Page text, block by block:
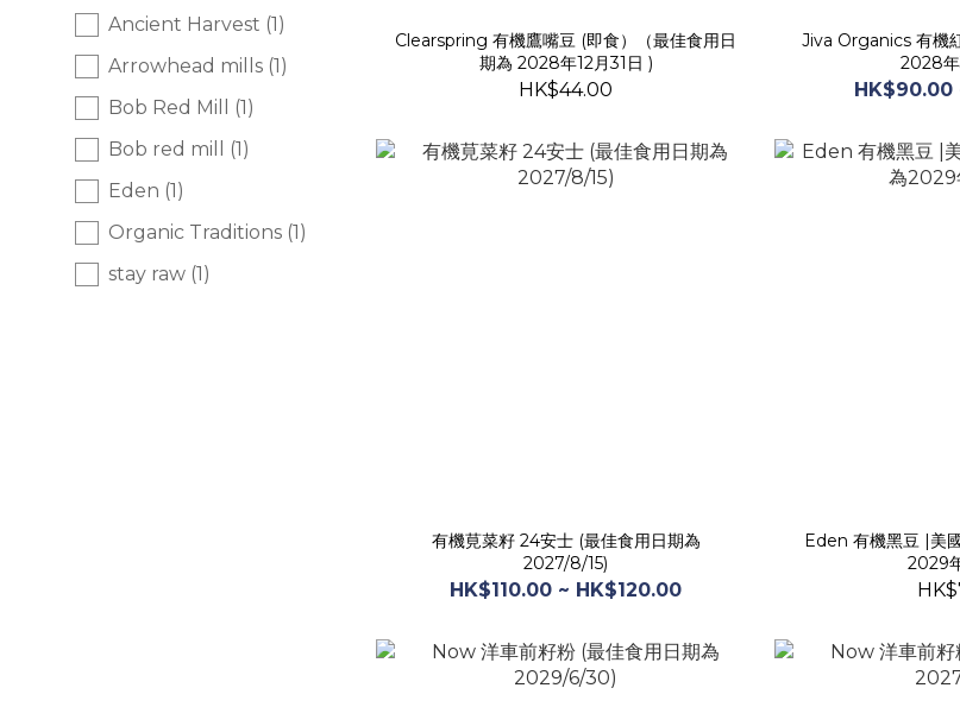
Ancient Harvest (1)
Arrowhead mills (1)
Bob Red Mill (1)
Bob red mill (1)
Eden (1)
Organic Traditions (1)
stay raw (1)
Clearspring 有機鷹嘴豆 (即食）（最佳食用日
期為 2028年12月31日 )
HK$44.00
Jiva Organics 有機
2028
HK$90.00
有機莧菜籽 24安士 (最佳食用日期為
2027/8/15)
HK$110.00 ~ HK$120.00
Eden 有機黑豆 |美
2029